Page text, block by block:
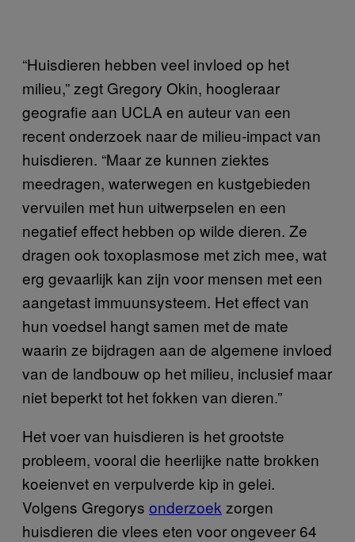
“Huisdieren hebben veel invloed op het
milieu,” zegt Gregory Okin, hoogleraar
geografie aan UCLA en auteur van een
recent onderzoek naar de milieu-impact van
huisdieren. “Maar ze kunnen ziektes
meedragen, waterwegen en kustgebieden
vervuilen met hun uitwerpselen en een
negatief effect hebben op wilde dieren. Ze
dragen ook toxoplasmose met zich mee, wat
erg gevaarlijk kan zijn voor mensen met een
aangetast immuunsysteem. Het effect van
hun voedsel hangt samen met de mate
waarin ze bijdragen aan de algemene invloed
van de landbouw op het milieu, inclusief maar
niet beperkt tot het fokken van dieren.”
Het voer van huisdieren is het grootste
probleem, vooral die heerlijke natte brokken
koeienvet en verpulverde kip in gelei.
Volgens Gregorys onderzoek zorgen
huisdieren die vlees eten voor ongeveer 64